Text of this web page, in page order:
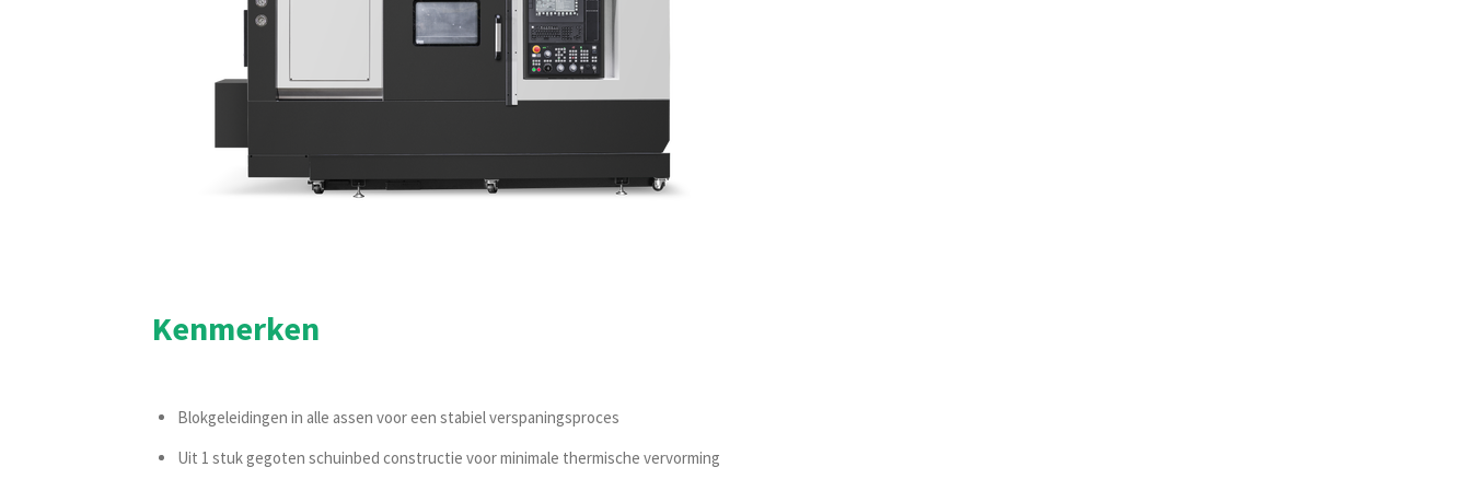
Kenmerken
Blokgeleidingen in alle assen voor een stabiel verspaningsproces
Uit 1 stuk gegoten schuinbed constructie voor minimale thermische vervorming